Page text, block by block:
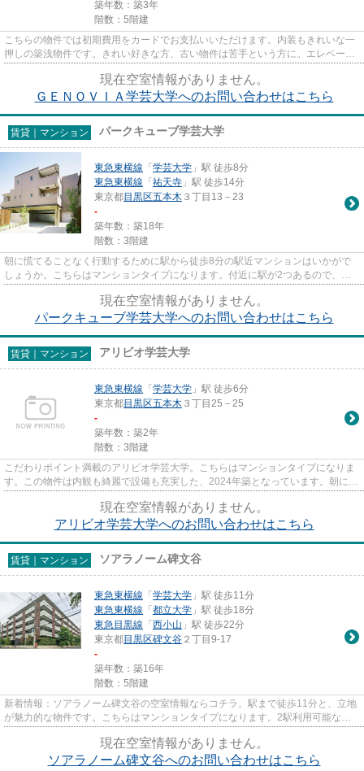
築年数：築3年
階数：5階建
こちらの物件では初期費用をカードでお支払いいただけます。内装もきれいな一
押しの築浅物件です。きれい好きな方、古い物件は苦手という方に。エレベータ
現在空室情報がありません。
ＧＥＮＯＶＩＡ学芸大学へのお問い合わせはこちら
賃貸｜マンション パークキューブ学芸大学
東急東横線 「 学芸大学 」駅 徒歩8分
東急東横線 「 祐天寺 」駅 徒歩14分
東京都目黒区五本木 ３丁目13－23
-
築年数：築18年
階数：3階建
朝に慌てることなく行動するために駅から徒歩8分の駅近マンションはいかがで
しょうか。こちらはマンションタイプになります。付近に駅が2つあるので、用
現在空室情報がありません。
パークキューブ学芸大学へのお問い合わせはこちら
賃貸｜マンション アリビオ学芸大学
東急東横線 「 学芸大学 」駅 徒歩6分
東京都目黒区五本木 ３丁目25－25
-
築年数：築2年
階数：3階建
こだわりポイント満載のアリビオ学芸大学。こちらはマンションタイプになりま
す。この物件は内観も綺麗で設備も充実した、2024年築となっています。朝に慌
現在空室情報がありません。
アリビオ学芸大学へのお問い合わせはこちら
賃貸｜マンション ソアラノーム碑文谷
東急東横線 「 学芸大学 」駅 徒歩11分
東急東横線 「 都立大学 」駅 徒歩18分
東急目黒線 「 西小山 」駅 徒歩22分
東京都目黒区碑文谷 ２丁目9-17
-
築年数：築16年
階数：5階建
新着情報：ソアラノーム碑文谷の空室情報ならコチラ。駅まで徒歩11分と、立地
が魅力的な物件です。こちらはマンションタイプになります。2駅利用可能な物
現在空室情報がありません。
ソアラノーム碑文谷へのお問い合わせはこちら